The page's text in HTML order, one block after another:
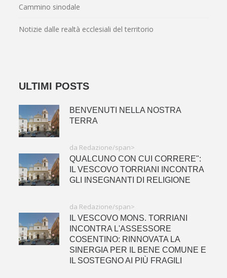
Cammino sinodale
Notizie dalle realtà ecclesiali del territorio
ULTIMI POSTS
BENVENUTI NELLA NOSTRA
TERRA
da Redazione/span>
QUALCUNO CON CUI CORRERE":
IL VESCOVO TORRIANI INCONTRA
GLI INSEGNANTI DI RELIGIONE
da Redazione/span>
IL VESCOVO MONS. TORRIANI
INCONTRA L'ASSESSORE
COSENTINO: RINNOVATA LA
SINERGIA PER IL BENE COMUNE E
IL SOSTEGNO AI PIÙ FRAGILI